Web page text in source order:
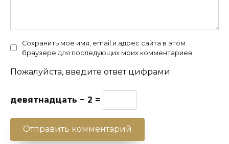
Сохранить моё имя, email и адрес сайта в этом
браузере для последующих моих комментариев.
Пожалуйста, введите ответ цифрами:
девятнадцать − 2 =